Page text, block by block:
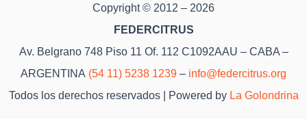
Copyright © 2012 – 2026
FEDERCITRUS
Av. Belgrano 748 Piso 11 Of. 112 C1092AAU – CABA –
ARGENTINA (54 11) 5238 1239 – info@federcitrus.org
Todos los derechos reservados | Powered by La Golondrina